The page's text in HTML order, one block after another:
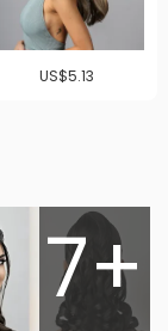
US$5.13
7+